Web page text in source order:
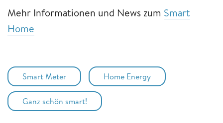
Mehr Informationen und News zum Smart
Home
Smart Meter Home Energy
Ganz schön smart!